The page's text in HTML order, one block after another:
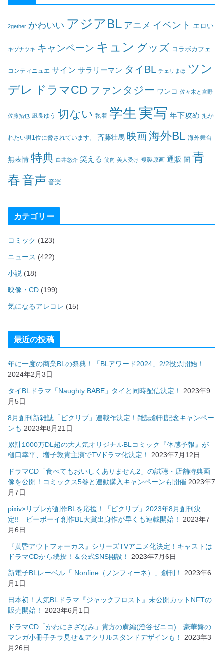
2gether かわいい アジアBL アニメ イベント エロい
キヅナツキ キャンペーン キュン グッズ コラボカフェ
コンティニュエ サイン サラリーマン タイBL チェリまほ ツン
デレ ドラマCD ファンタジー ワンコ 佐々木と宮野
佐藤拓也 凪良ゆう 切ない 執着 学生 実写 年下攻め 抱か
れたい男1位に脅されています。 斉藤壮馬 映画海外BL 海外舞台
無表情 特典 白井悠介 笑える 筋肉 美人受け 複製原画 通販 闇 青
春音声 音楽
カテゴリー
コミック (123)
ニュース (422)
小説 (18)
映像・CD (199)
気になるアレコレ (15)
最近の投稿
年に一度の商業BLの祭典！「BLアワード2024」2/2投票開始！
2024年2月3日
タイBLドラマ「Naughty BABE」タイと同時配信決定！
2023年9
月5日
8月創刊新雑誌「ピクリブ」連載作決定！雑誌創刊記念キャンペー
ンも 2023年8月21日
累計1000万DL超の大人気オリジナルBLコミック『体感予報』が
樋口幸平、増子敦貴主演でTVドラマ化決定！
2023年7月12日
ドラマCD「食べてもおいしくありません2」の試聴・店舗特典画
像を公開！コミックス5巻と連動購入キャンペーンも開催 2023年7
月7日
pixiv×リブレが創作BLを応援！「ピクリブ」2023年8月創刊決
定!! ビーボーイ創作BL大賞出身作が早くも連載開始！
2023年7
月6日
『黄昏アウトフォーカス』シリーズTVアニメ化決定！キャストは
ドラマCDから続投！＆公式SNS開設！
2023年7月6日
新電子BLレーベル「.Nonfine（ノンフィーネ）」創刊！
2023年6
月1日
日本初！人気BLドラマ『ジャックフロスト』未公開カットNFTの
販売開始！
2023年6月1日
ドラマCD「かわにさざなみ」貴方の虜編(澄谷ゼニコ) 豪華盤の
マンガ小冊子チラ見せ＆アクリルスタンドデザインも！
2023年3
月26日